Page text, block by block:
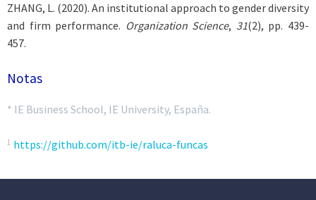
ZHANG, L. (2020). An institutional approach to gender diversity
and firm performance. Organization Science, 31(2), pp. 439-
457.
Notas
* IE Business School, IE University, España.
1 https://github.com/itb-ie/raluca-funcas